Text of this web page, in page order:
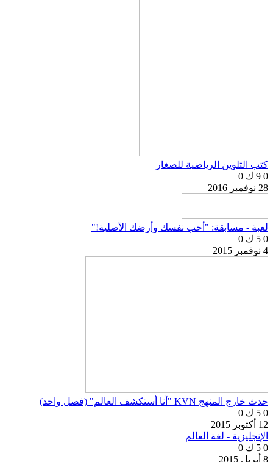
كتب التلوين الرياضية للصغار
0 9 ك
0
28 نوفمبر 2016
لعبة - مسابقة: "أحب نفسك وأرضك الأصلية!"
0 5 ك
0
4 نوفمبر 2015
حدث خارج المنهج KVN "أنا أستكشف العالم" (فصل واحد)
0 5 ك
0
12 أكتوبر 2015
الإنجليزية - لغة العالم
0 5 ك
0
8 أبريل 2015